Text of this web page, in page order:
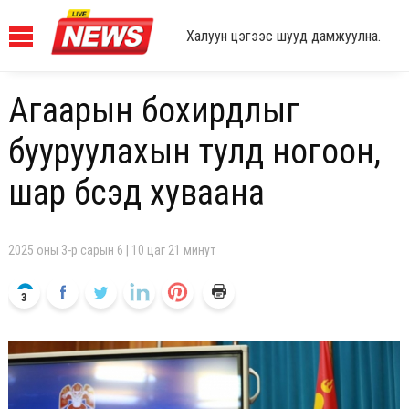
Халуун цэгээс шууд дамжуулна.
Агаарын бохирдлыг
бууруулахын тулд ногоон,
шар бүсэд хуваана
2025 оны 3-р сарын 6 | 10 цаг 21 минут
3